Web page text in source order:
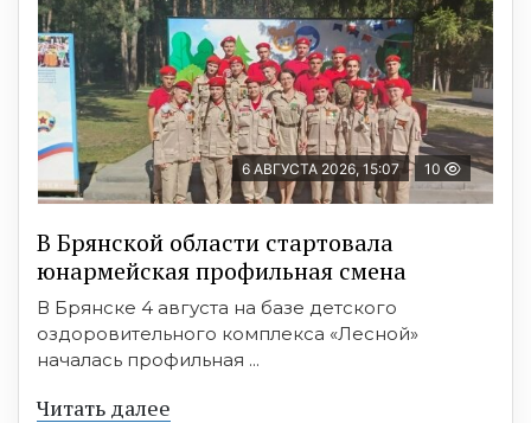
6 АВГУСТА 2026, 15:07 10
В Брянской области стартовала
юнармейская профильная смена
В Брянске 4 августа на базе детского
оздоровительного комплекса «Лесной»
началась профильная ...
Читать далее